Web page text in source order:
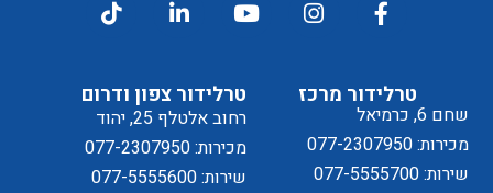
ל
טרלידור מרכז
שחם 6, כרמיאל
מכירות: 077-2307950
שירות: 077-5555700
טרלידור צפון ודרום
רחוב אלטלף 25, יהוד
מכירות: 077-2307950
שירות: 077-5555600